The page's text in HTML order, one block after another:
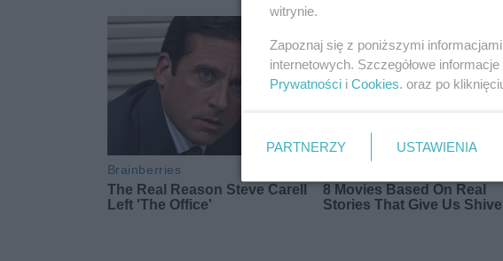
witrynie.
Zapoznaj się z poniższymi
internetowych. Szczegółowe
Prywatności i Cookies. oraz po
PARTNERZY USTAWIENIA